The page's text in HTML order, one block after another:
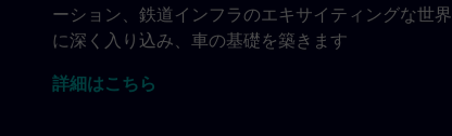
ーション、鉄道インフラのエキサイティングな世界
に深く入り込み、車の基礎を築きます
詳細はこちら